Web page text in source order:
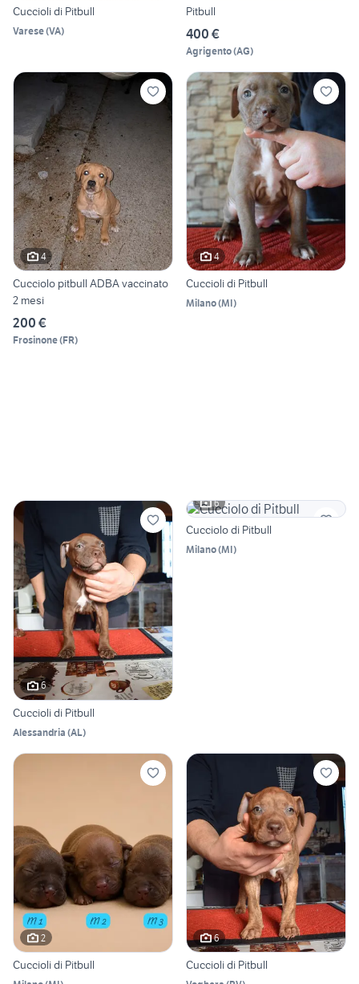
Cuccioli di Pitbull
Varese(VA)
Pitbull
400 €
Agrigento(AG)
4
Cucciolo pitbull ADBA vaccinato
2 mesi
200 €
Frosinone(FR)
4
Cuccioli di Pitbull
Milano(MI)
6
Cuccioli di Pitbull
Alessandria (AL)
6
Cucciolo di Pitbull
Milano(MI)
2
Cuccioli di Pitbull
6
Cuccioli di Pitbull